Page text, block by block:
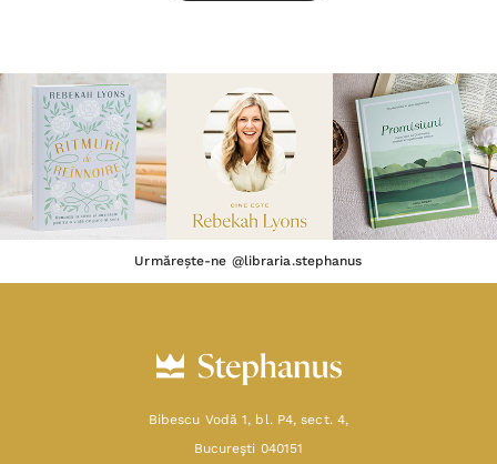
Urmărește-ne @libraria.stephanus
Bibescu Vodă 1, bl. P4, sect. 4,
Bucureşti 040151